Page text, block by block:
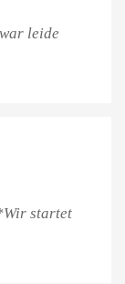
leide
startet